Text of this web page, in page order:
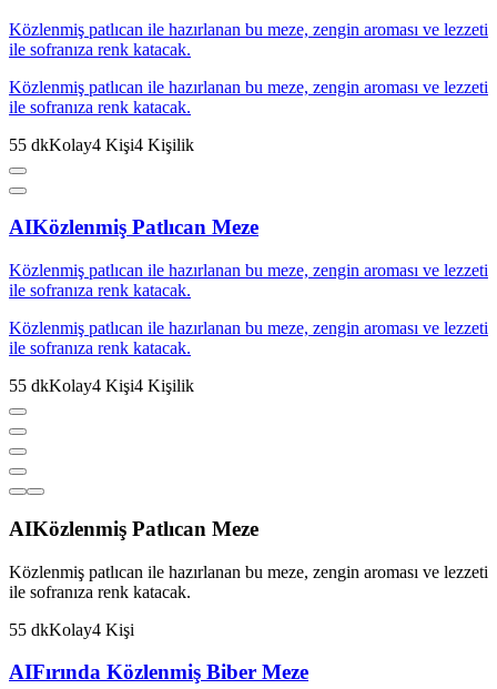
Közlenmiş patlıcan ile hazırlanan bu meze, zengin aroması ve lezzeti
ile sofranıza renk katacak.
Közlenmiş patlıcan ile hazırlanan bu meze, zengin aroması ve lezzeti
ile sofranıza renk katacak.
55 dkKolay4 Kişi4 Kişilik
AIKözlenmiş Patlıcan Meze
Közlenmiş patlıcan ile hazırlanan bu meze, zengin aroması ve lezzeti
ile sofranıza renk katacak.
Közlenmiş patlıcan ile hazırlanan bu meze, zengin aroması ve lezzeti
ile sofranıza renk katacak.
55 dkKolay4 Kişi4 Kişilik
AIKözlenmiş Patlıcan Meze
Közlenmiş patlıcan ile hazırlanan bu meze, zengin aroması ve lezzeti
ile sofranıza renk katacak.
55 dkKolay4 Kişi
AIFırında Közlenmiş Biber Meze